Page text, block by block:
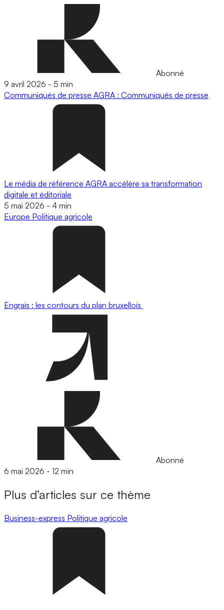
Abonné
9 avril 2026 - 5 min
Communiqués de presse AGRA : Communiqués de presse
Le média de référence AGRA accélère sa transformation
digitale et éditoriale
5 mai 2026 - 4 min
Europe Politique agricole
Engrais : les contours du plan bruxellois
Abonné
6 mai 2026 - 12 min
Plus d’articles sur ce thème
Business-express Politique agricole